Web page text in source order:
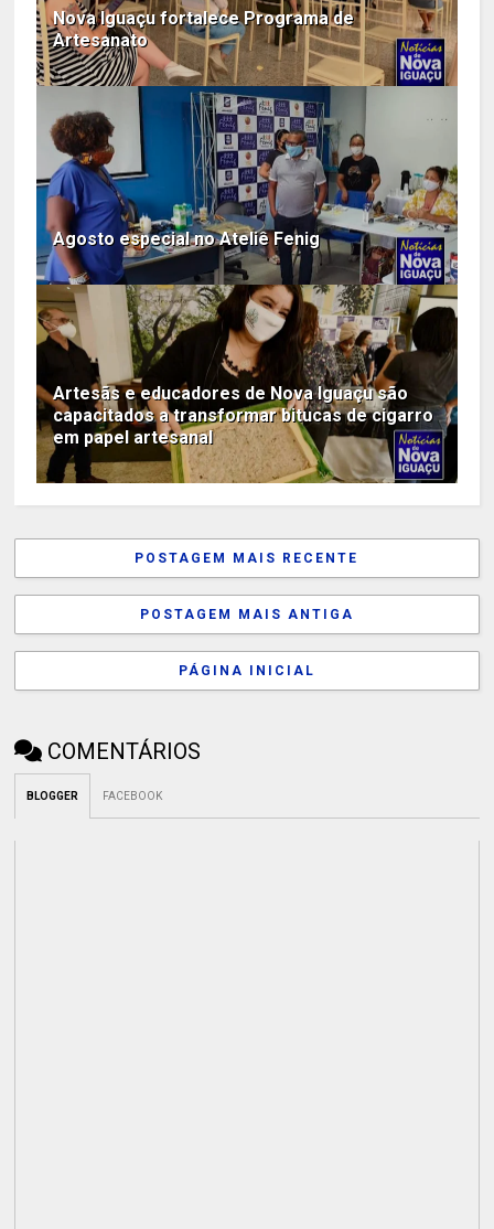
Nova Iguaçu fortalece Programa de
Artesanato
Agosto especial no Ateliê Fenig
Artesãs e educadores de Nova Iguaçu são
capacitados a transformar bitucas de cigarro
em papel artesanal
POSTAGEM MAIS RECENTE
POSTAGEM MAIS ANTIGA
PÁGINA INICIAL
COMENTÁRIOS
BLOGGER FACEBOOK